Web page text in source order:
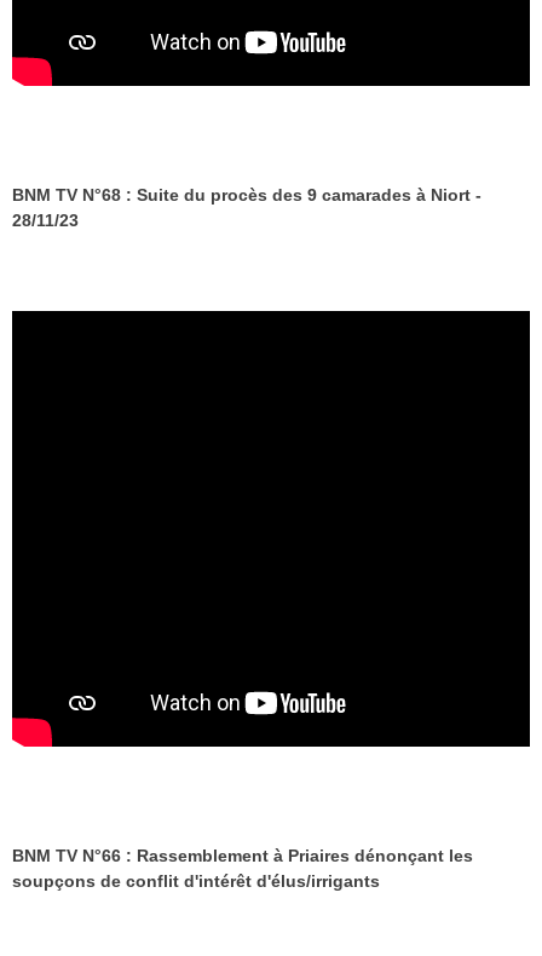
BNM TV N°68 : Suite du procès des 9 camarades à Niort -
28/11/23
BNM TV N°66 : Rassemblement à Priaires dénonçant les
soupçons de conflit d'intérêt d'élus/irrigants